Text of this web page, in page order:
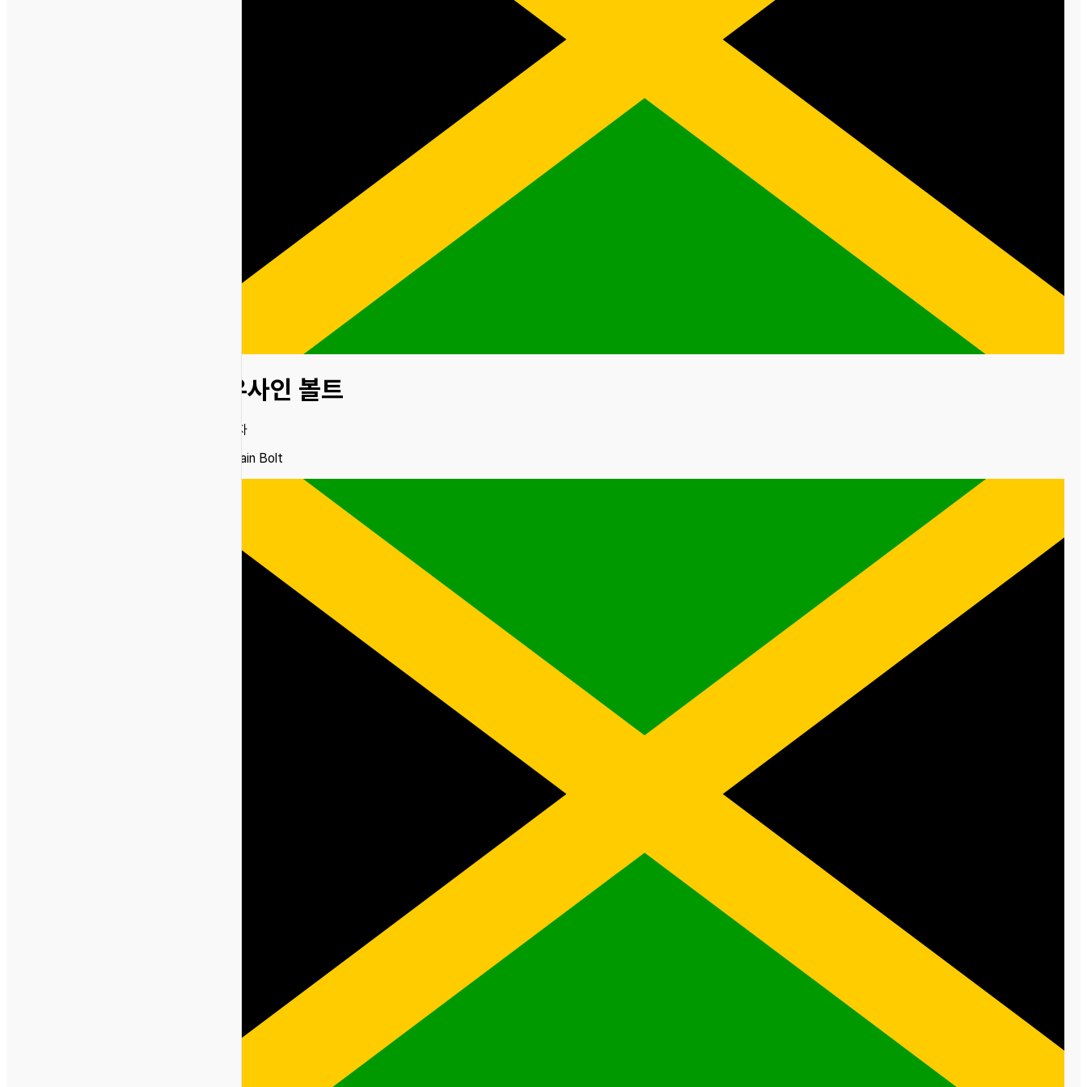
우사인 볼트
남자
Usain Bolt